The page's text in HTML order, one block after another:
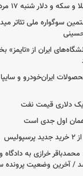
و دلار شنبه ۱۷ مرداد ۱۴۰۵
سوگواره ملی تئاتر
ایران از «تایمز»
دلاری قیمت نفت
اول جدی است
محمدباقر خرازی به دادگاه
/ آخرین وضعیت پرونده